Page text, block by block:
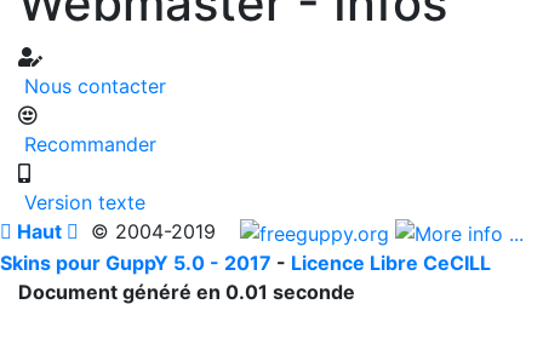
Nous contacter
Recommander
Version texte
 Haut  © 2004-2019
Skins pour GuppY 5.0 - 2017 - Licence Libre CeCILL
Document généré en 0.01 seconde